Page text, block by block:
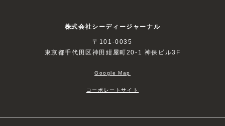
株式会社シーディージャーナル
〒101-0035
東京都千代田区神田紺屋町20-1 神保ビル3F
Google Map
コーポレートサイト